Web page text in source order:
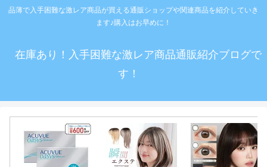
品薄で入手困難な激レア商品が買える通販ショップや関連商品を紹介していき
ます♪購入はお早めに！
在庫あり！入手困難な激レア商品通販紹介ブログで
す！